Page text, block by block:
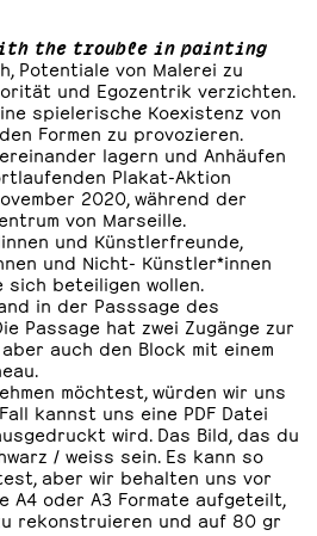
the trouble in painting
Potentiale von Malerei zu
und Egozentrik verzichten.
spielerische Koexistenz von
Formen zu provozieren.
lagern und Anhäufen
Plakat-Aktion
2020, während der
von Marseille.
und Künstlerfreunde,
und Nicht- Künstler*innen
sich beteiligen wollen.
in der Passsage des
Passage hat zwei Zugänge zur
auch den Block mit einem
möchtest, würden wir uns
kannst uns eine PDF Datei
wird. Das Bild, das du
/ weiss sein. Es kann so
aber wir behalten uns vor
A4 oder A3 Formate aufgeteilt,
rekonstruieren und auf 80 gr